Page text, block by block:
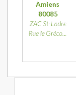
Amiens
80085
ZAC St-Ladre
Rue le Gréco...